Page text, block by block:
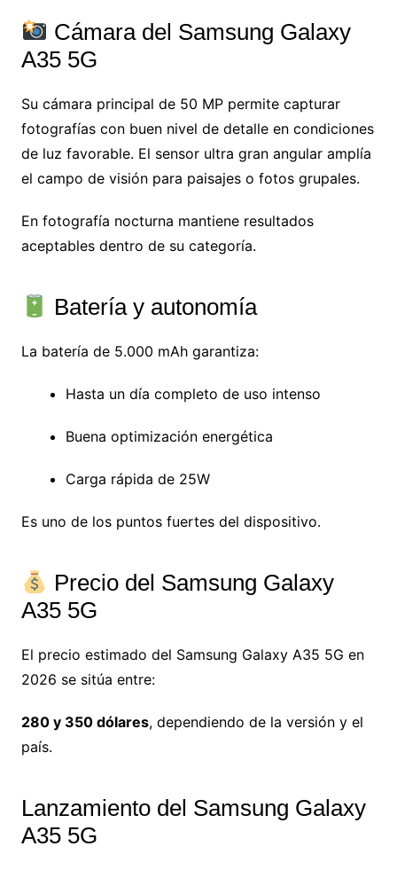
Cámara del Samsung Galaxy
A35 5G
Su cámara principal de 50 MP permite capturar
fotografías con buen nivel de detalle en condiciones
de luz favorable. El sensor ultra gran angular amplía
el campo de visión para paisajes o fotos grupales.
En fotografía nocturna mantiene resultados
aceptables dentro de su categoría.
Batería y autonomía
La batería de 5.000 mAh garantiza:
Hasta un día completo de uso intenso
Buena optimización energética
Carga rápida de 25W
Es uno de los puntos fuertes del dispositivo.
Precio del Samsung Galaxy
A35 5G
El precio estimado del Samsung Galaxy A35 5G en
2026 se sitúa entre:
280 y 350 dólares, dependiendo de la versión y el
país.
Lanzamiento del Samsung Galaxy
A35 5G